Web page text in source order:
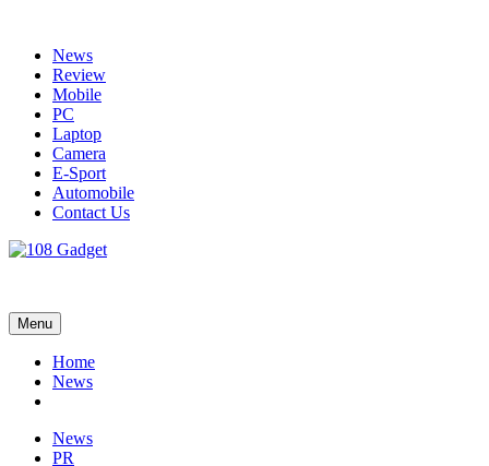
contentNews
Review
Mobile
PC
Laptop
Camera
E-Sport
Automobile
Contact Us
Menu
Home
News
News
PR